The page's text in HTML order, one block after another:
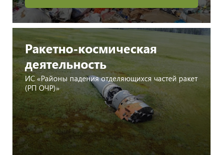
Ракетно-космическая
деятельность
ИС «Районы падения отделяющихся частей ракет
(РП ОЧР)»